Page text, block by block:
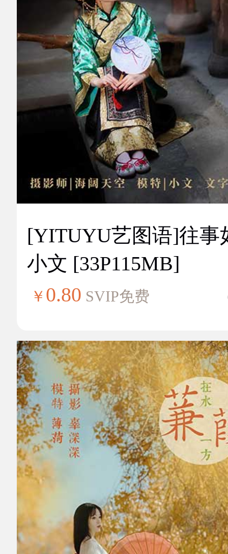
[YITUYU艺图语]往事
小文 [33P115MB]
￥ 0.80 SVIP免费